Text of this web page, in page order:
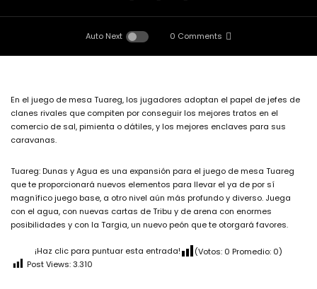
Auto Next 0 Comments
En el juego de mesa Tuareg, los jugadores adoptan el papel de jefes de
clanes rivales que compiten por conseguir los mejores tratos en el
comercio de sal, pimienta o dátiles, y los mejores enclaves para sus
caravanas.
Tuareg: Dunas y Agua es una expansión para el juego de mesa Tuareg
que te proporcionará nuevos elementos para llevar el ya de por sí
magnífico juego base, a otro nivel aún más profundo y diverso. Juega
con el agua, con nuevas cartas de Tribu y de arena con enormes
posibilidades y con la Targia, un nuevo peón que te otorgará favores.
¡Haz clic para puntuar esta entrada! (Votos: 0 Promedio: 0)
Post Views:3.310